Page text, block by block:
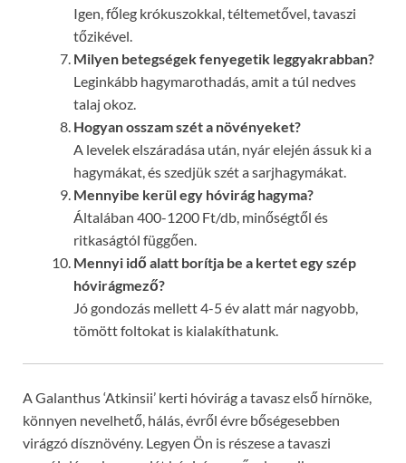
Igen, főleg krókuszokkal, téltemetővel, tavaszi
tőzikével.
Milyen betegségek fenyegetik leggyakrabban?
Leginkább hagymarothadás, amit a túl nedves
talaj okoz.
Hogyan osszam szét a növényeket?
A levelek elszáradása után, nyár elején ássuk ki a
hagymákat, és szedjük szét a sarjhagymákat.
Mennyibe kerül egy hóvirág hagyma?
Általában 400-1200 Ft/db, minőségtől és
ritkaságtól függően.
Mennyi idő alatt borítja be a kertet egy szép
hóvirágmező?
Jó gondozás mellett 4-5 év alatt már nagyobb,
tömött foltokat is kialakíthatunk.
A Galanthus ‘Atkinsii’ kerti hóvirág a tavasz első hírnöke,
könnyen nevelhető, hálás, évről évre bőségesebben
virágzó dísznövény. Legyen Ön is részese a tavaszi